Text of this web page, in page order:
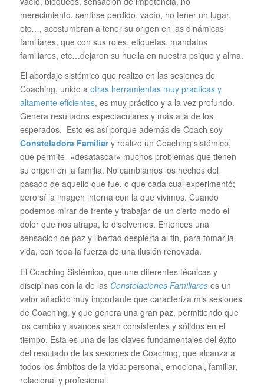
merecimiento, sentirse perdido, vacío, no tener un lugar,
etc…, acostumbran a tener su origen en las dinámicas
familiares, que con sus roles, etiquetas, mandatos
familiares, etc…dejaron su huella en nuestra psique y alma.
El abordaje sistémico que realizo en las sesiones de
Coaching, unido a otras herramientas muy prácticas y
altamente eficientes, es muy práctico y a la vez profundo.
Genera resultados espectaculares y más allá de los
esperados. Esto es así porque además de Coach soy
Consteladora Familiary realizo un Coaching sistémico,
que permite- «desatascar» muchos problemas que tienen
su origen en la familia. No cambiamos los hechos del
pasado de aquello que fue, o que cada cual experimentó;
pero sí la imagen interna con la que vivimos. Cuando
podemos mirar de frente y trabajar de un cierto modo el
dolor que nos atrapa, lo disolvemos. Entonces una
sensación de paz y libertad despierta al fin, para tomar la
vida, con toda la fuerza de una ilusión renovada.
El Coaching Sistémico, que une diferentes técnicas y
disciplinas con la de las Constelaciones Familiares es un
valor añadido muy importante que caracteriza mis sesiones
de Coaching, y que genera una gran paz, permitiendo que
los cambio y avances sean consistentes y sólidos en el
tiempo. Esta es una de las claves fundamentales del éxito
del resultado de las sesiones de Coaching, que alcanza a
todos los ámbitos de la vida: personal, emocional, familiar,
relacional y profesional.